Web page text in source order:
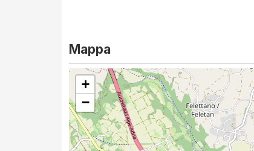
Mappa
+
−